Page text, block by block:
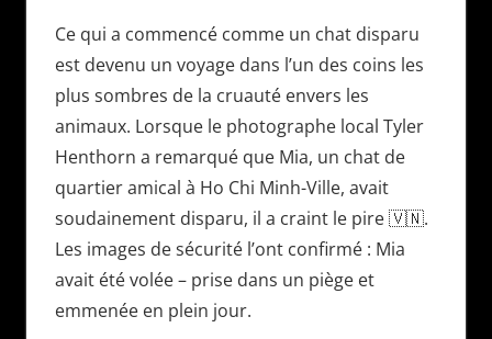
Ce qui a commencé comme un chat disparu
est devenu un voyage dans l’un des coins les
plus sombres de la cruauté envers les
animaux. Lorsque le photographe local Tyler
Henthorn a remarqué que Mia, un chat de
quartier amical à Ho Chi Minh-Ville, avait
soudainement disparu, il a craint le pire 🇻🇳.
Les images de sécurité l’ont confirmé : Mia
avait été volée – prise dans un piège et
emmenée en plein jour.